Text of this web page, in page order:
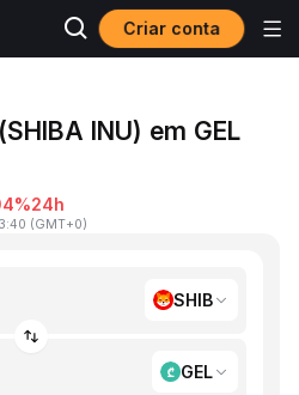
Criar conta
INU) em GEL
24h
(GMT+0)
SHIB
GEL